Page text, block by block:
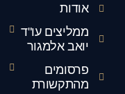
אודות
ממליצים עו"ד
יואב אלמגור
פרסומים
מהתקשורת